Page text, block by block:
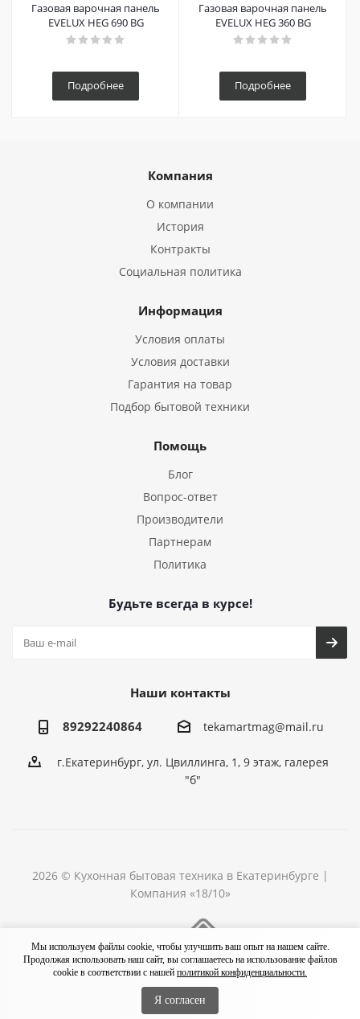
Газовая варочная панель
EVELUX HEG 690 BG
Подробнее
Газовая варочная панель
EVELUX HEG 360 BG
Подробнее
Компания
О компании
История
Контракты
Социальная политика
Информация
Условия оплаты
Условия доставки
Гарантия на товар
Подбор бытовой техники
Помощь
Блог
Вопрос-ответ
Производители
Партнерам
Политика
Будьте всегда в курсе!
Наши контакты
89292240864 tekamartmag@mail.ru
г.Екатеринбург, ул. Цвиллинга, 1, 9 этаж, галерея
"б"
2026 © Кухонная бытовая техника в Екатеринбурге |
Компания «18/10»
Мы используем файлы cookie, чтобы улучшить ваш опыт на нашем сайте.
Продолжая использовать наш сайт, вы соглашаетесь на использование файлов
cookie в соответствии с нашей политикой конфиденциальности.
Я согласен